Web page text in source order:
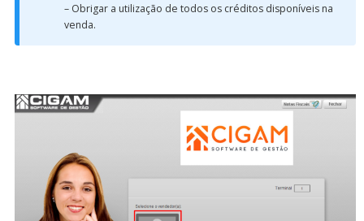
– Obrigar a utilização de todos os créditos disponíveis na
venda.